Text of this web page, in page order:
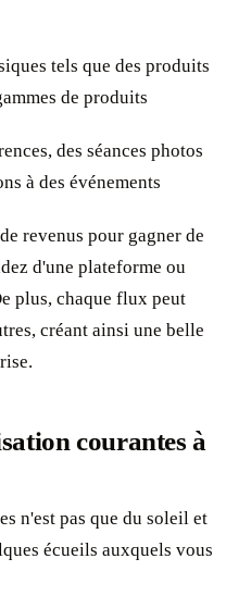
tels que des produits
de produits
des séances photos
à des événements
revenus pour gagner de
d'une plateforme ou
plus, chaque flux peut
créant ainsi une belle
courantes à
n'est pas que du soleil et
écueils auxquels vous